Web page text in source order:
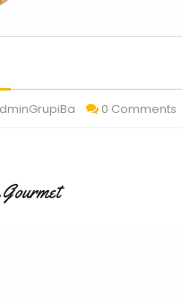
0 Comments